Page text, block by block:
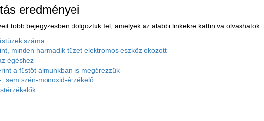
eredményei
több bejegyzésben dolgoztuk fel, amelyek az alábbi linkekre kattintva olvashatók:
száma
minden harmadik tüzet elektromos eszköz okozott
égéshez
a füstöt álmunkban is megérezzük
sem szén-monoxid-érzékelő